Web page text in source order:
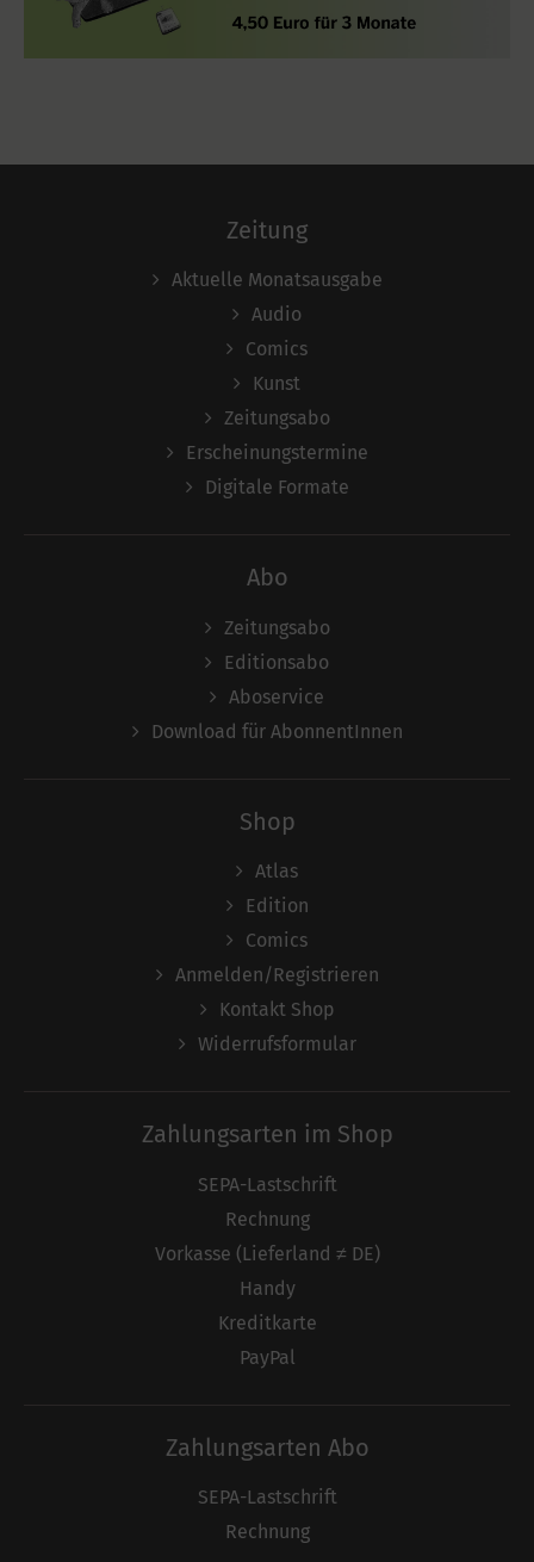
Zeitung
Aktuelle Monatsausgabe
Audio
Comics
Kunst
Zeitungsabo
Erscheinungstermine
Digitale Formate
Abo
Zeitungsabo
Editionsabo
Aboservice
Download für AbonnentInnen
Shop
Atlas
Edition
Comics
Anmelden/Registrieren
Kontakt Shop
Widerrufsformular
Zahlungsarten im Shop
SEPA-Lastschrift
Rechnung
Vorkasse (Lieferland ≠ DE)
Handy
Kreditkarte
PayPal
Zahlungsarten Abo
SEPA-Lastschrift
Rechnung